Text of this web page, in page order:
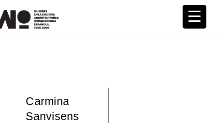
al
MuWo –
Carmina
Sanvisens